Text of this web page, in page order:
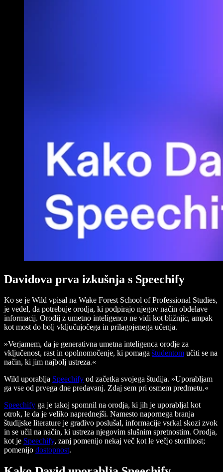
Davidova prva izkušnja s Speechify
Ko se je Wild vpisal na Wake Forest School of Professional Studies,
je vedel, da potrebuje orodja, ki podpirajo njegov način obdelave
informacij. Orodij z umetno inteligenco ne vidi kot bližnjic, ampak
kot most do bolj vključujočega in prilagojenega učenja.
»Verjamem, da je generativna umetna inteligenca orodje za
vključenost, rast in opolnomočenje, ki pomaga študentom učiti se na
način, ki jim najbolj ustreza.«
Wild uporablja Speechify od začetka svojega študija. »Uporabljam
ga vse od prvega dne predavanj. Zdaj sem pri osmem predmetu.«
Speechify ga je takoj spomnil na orodja, ki jih je uporabljal kot
otrok, le da je veliko naprednejši. Namesto napornega branja
študijske literature je gradivo poslušal, informacije vsrkal skozi zvok
in se učil na način, ki ustreza njegovim slušnim spretnostim. Orodja,
kot je Speechify, zanj pomenijo nekaj več kot le večjo storilnost;
pomenijo dostopnost.